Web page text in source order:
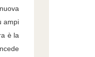
ampi
è la